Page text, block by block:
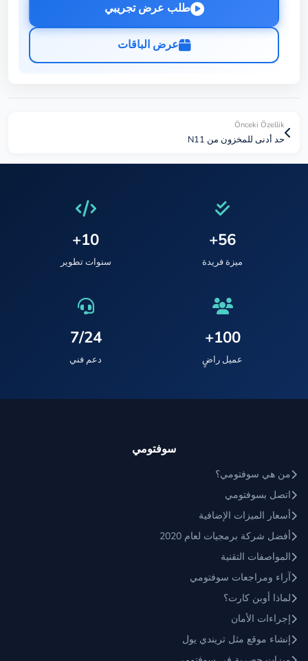
طلب عرض تجريبي
عرض الباقات
Önceki Özellik
حد أدنى للمخزون من N11
56+
ميزة فريدة
10+
سنوات تطوير
100+
عميل راضٍ
7/24
دعم فني
سوفتومي
من هي سوفتومي؟
اتصل بسوفتومي
أسعار الميزات الإضافية
أفضل شركة برمجيات لعام 2020
المواصفات التقنية
آراء ومراجعات سوفتومي
لماذا أوبن كارت؟
إجراءات الأمان
إنشاء موقع مثل تريندي يول